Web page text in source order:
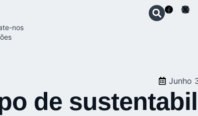
nos
Junho
de